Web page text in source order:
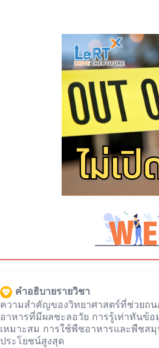
คำอธิบายรายวิชา
ความสำคัญของวิทยาศาสตร์ที่ช่วยถ
อาหารที่มีผลชะลอวัย การรู้เท่าทันข้อ
เหมาะสม การใช้พืชอาหารและพืชส
ประโยชน์สูงสุด